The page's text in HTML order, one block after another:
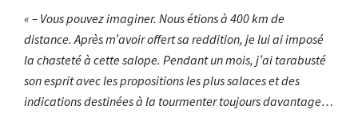
« – Vous pouvez imaginer. Nous étions à 400 km de
distance. Après m’avoir offert sa reddition, je lui ai imposé
la chasteté à cette salope. Pendant un mois, j’ai tarabusté
son esprit avec les propositions les plus salaces et des
indications destinées à la tourmenter toujours davantage…